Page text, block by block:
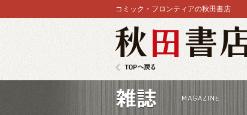
コミック・フロンティアの秋田書店